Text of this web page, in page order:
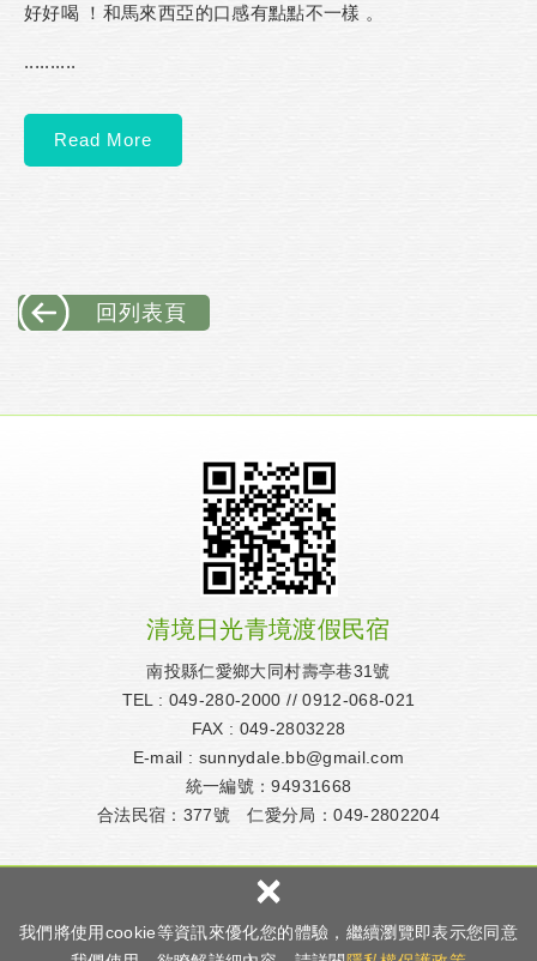
我們將使用cookie等資訊來優化您的體驗，繼續瀏覽即表示您同意
×
好好喝 ！和馬來西亞的口感有點點不一樣 。
..........
Read More
回列表頁
清境日光青境渡假民宿
南投縣仁愛鄉大同村壽亭巷31號
TEL : 049-280-2000 //0912-068-021
FAX : 049-2803228
E-mail : sunnydale.bb@gmail.com
統一編號：94931668
合法民宿：377號 仁愛分局：049-2802204
Copyright © 清境-日光青境渡假民宿 All rights reserved.